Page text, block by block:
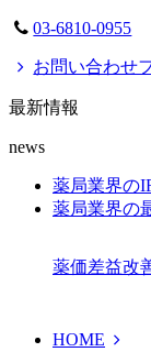
03-6810-0955
お問い合わせ
最新情報
news
薬局業界の
薬局業界の
薬価差益改
HOME